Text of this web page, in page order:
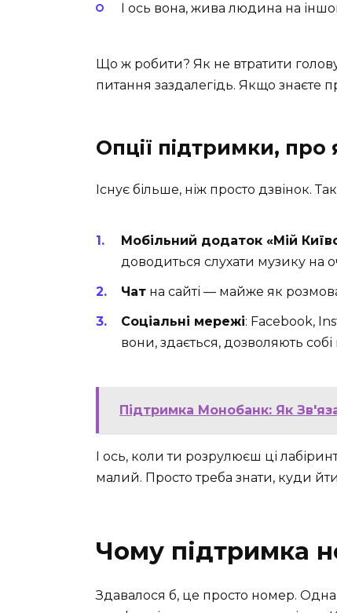
І ось вона, жива людина на
Що ж робити? Як не втратити голову
питання заздалегідь. Якщо знаєте
Опції підтримки, про
Існує більше, ніж просто дзвінок.
Мобільний додаток «Мій
доводиться слухати музику на
Чат на сайті — майже як
Соціальні мережі: Facebook,
вони, здається, дозволяють собі
Підтримка Монобанк: Як
І ось, коли ти розрулюєш ці
малий. Просто треба знати, куди
Чому підтримка
Здавалося б, це просто номер.